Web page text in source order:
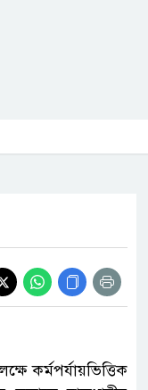
কর্মপর্যায়ভিত্তিক